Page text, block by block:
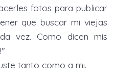
fotos para publicar
que buscar mi viejas
vez. Como dicen mis
tanto como a mi.